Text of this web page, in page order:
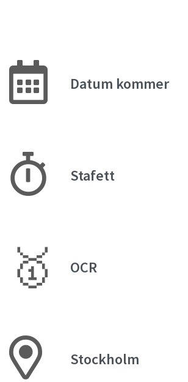
Datum kommer
Stafett
🥇 OCR
Stockholm